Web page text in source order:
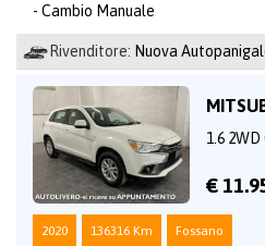
- Cambio Manuale
Rivenditore: Nuova
1.6
€
2020 136316 Km Fossano